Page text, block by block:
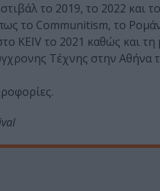
το 2019, το 2022 και
το Communitism, το
KEIV το 2021 καθώς και τη
Τέχνης στην Αθήνα